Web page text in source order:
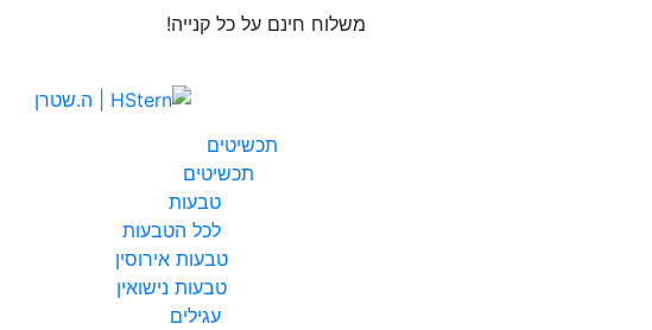
משלוח חינם על כל קנייה!
תכשיטים
תכשיטים
טבעות
לכל הטבעות
טבעות אירוסין
טבעות נישואין
עגילים